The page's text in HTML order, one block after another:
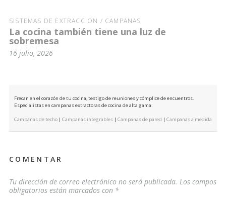
SISTEMAS DE EXTRACCIÓN / CAMPANAS
La cocina también tiene una luz de
sobremesa
16 julio, 2026
Frecan en el corazón de tu cocina, testigo de reuniones y cómplice de encuentros.
Especialistas en campanas extractoras de cocina de alta gama:
Campanas de techo | Campanas integrables | Campanas de pared | Campanas a medida
COMENTAR
Tu dirección de correo electrónico no será publicada. Los campos
obligatorios están marcados con *